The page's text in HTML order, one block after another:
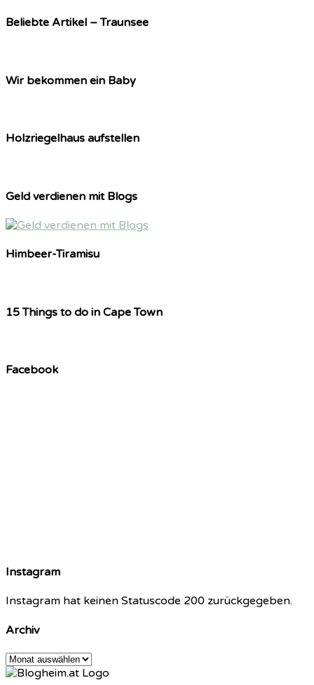
Beliebte Artikel – Traunsee
Wir bekommen ein Baby
Holzriegelhaus aufstellen
Geld verdienen mit Blogs
Himbeer-Tiramisu
15 Things to do in Cape Town
Facebook
Instagram
Instagram hat keinen Statuscode 200 zurückgegeben.
Archiv
Archiv